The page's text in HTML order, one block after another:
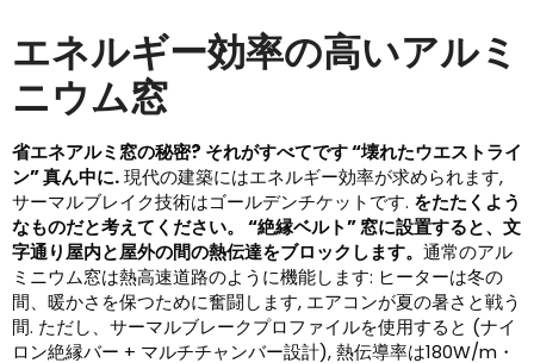
エネルギー効率の高いアルミ
ニウム窓
省エネアルミ窓の秘密? それがすべてです “壊れたウエストライ
ン” 真ん中に.現代の建築にはエネルギー効率が求められます,
サーマルブレイク技術はゴールデンチケットです. ​ をたたくよう
なものだと考えてください。 “絶縁ベルト” 窓に設置すると、文
字通り屋内と屋外の間の熱伝達をブロックします。 通常のアル
ミニウム窓は熱高速道路のように機能します: ヒーターは冬の
間、暖かさを保つために奮闘します, エアコンが夏の暑さと戦う
間. ただし、サーマルブレークプロファイルを使用すると (ナイ
ロン絶縁バー + マルチチャンバー設計), 熱伝導率は180W/m・